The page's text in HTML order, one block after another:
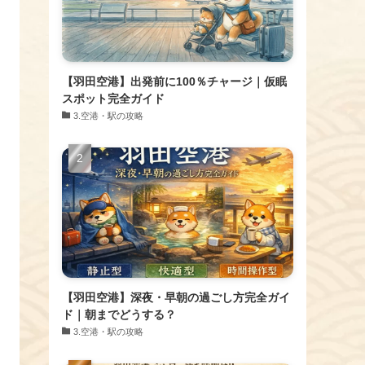
【羽田空港】出発前に100％チャージ｜仮眠
スポット完全ガイド
​3.空港・駅の攻略
【羽田空港】深夜・早朝の過ごし方完全ガイ
ド｜朝までどうする？
​3.空港・駅の攻略